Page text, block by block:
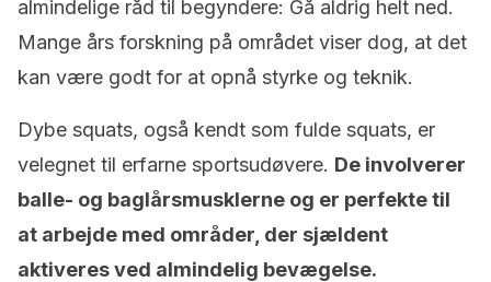
almindelige råd til begyndere: Gå aldrig helt ned.
Mange års forskning på området viser dog, at det
kan være godt for at opnå styrke og teknik.
Dybe squats, også kendt som fulde squats, er
velegnet til erfarne sportsudøvere. De involverer
balle- og baglårsmusklerne og er perfekte til
at arbejde med områder, der sjældent
aktiveres ved almindelig bevægelse.